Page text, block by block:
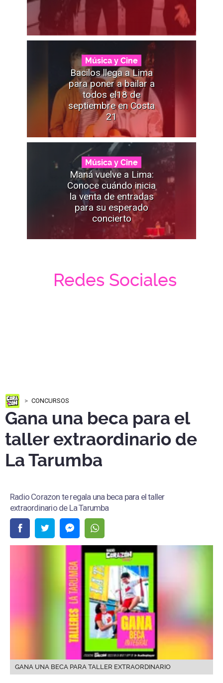
Música y Cine
Bacilos llega a Lima
para poner a bailar a
todos el18 de
septiembre en Costa
21
Música y Cine
Maná vuelve a Lima:
Conoce cuándo inicia
la venta de entradas
para su esperado
concierto
Redes Sociales
CONCURSOS
Gana una beca para el
taller extraordinario de
La Tarumba
Radio Corazon te regala una beca para el taller
extraordinario de La Tarumba
GANA UNA BECA PARA TALLER EXTRAORDINARIO